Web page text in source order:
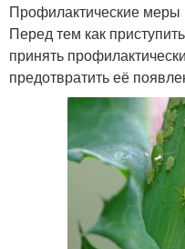
Профилактические меры
Перед тем как
принять
предотвратить её